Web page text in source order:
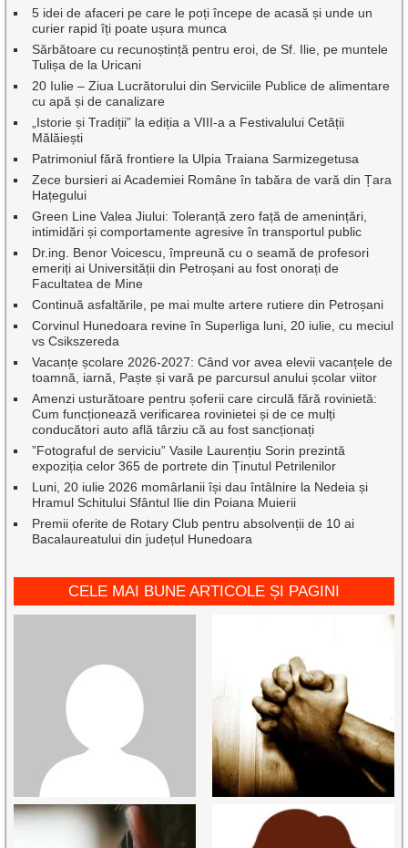
5 idei de afaceri pe care le poți începe de acasă și unde un
curier rapid îți poate ușura munca
Sărbătoare cu recunoștință pentru eroi, de Sf. Ilie, pe muntele
Tulișa de la Uricani
20 Iulie – Ziua Lucrătorului din Serviciile Publice de alimentare
cu apă și de canalizare
„Istorie și Tradiții” la ediția a VIII-a a Festivalului Cetății
Mălăiești
Patrimoniul fără frontiere la Ulpia Traiana Sarmizegetusa
Zece bursieri ai Academiei Române în tabăra de vară din Țara
Hațegului
Green Line Valea Jiului: Toleranță zero față de amenințări,
intimidări și comportamente agresive în transportul public
Dr.ing. Benor Voicescu, împreună cu o seamă de profesori
emeriți ai Universității din Petroșani au fost onorați de
Facultatea de Mine
Continuă asfaltările, pe mai multe artere rutiere din Petroșani
Corvinul Hunedoara revine în Superliga luni, 20 iulie, cu meciul
vs Csikszereda
Vacanțe școlare 2026-2027: Când vor avea elevii vacanțele de
toamnă, iarnă, Paște și vară pe parcursul anului școlar viitor
Amenzi usturătoare pentru șoferii care circulă fără rovinietă:
Cum funcționează verificarea rovinietei și de ce mulți
conducători auto află târziu că au fost sancționați
”Fotograful de serviciu” Vasile Laurențiu Sorin prezintă
expoziția celor 365 de portrete din Ținutul Petrilenilor
Luni, 20 iulie 2026 momârlanii își dau întâlnire la Nedeia și
Hramul Schitului Sfântul Ilie din Poiana Muierii
Premii oferite de Rotary Club pentru absolvenții de 10 ai
Bacalaureatului din județul Hunedoara
CELE MAI BUNE ARTICOLE ȘI PAGINI